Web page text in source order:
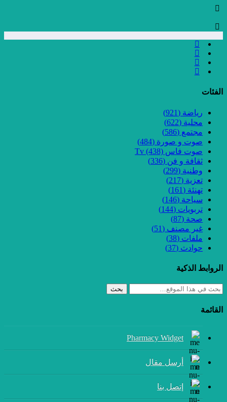
الفئات
رياضة (921)
محلية (622)
مجتمع (586)
صوت و صورة (484)
صوت فاس Tv (438)
ثقافة و فن (336)
وطنية (299)
تعزية (217)
تهنئة (161)
سياحة (146)
تربويات (144)
صحة (87)
غير مصنف (51)
ملفات (38)
حوادث (37)
الروابط الذكية
بحث
القائمة
Pharmacy Widget
أرسل مقال
إتصل بنا